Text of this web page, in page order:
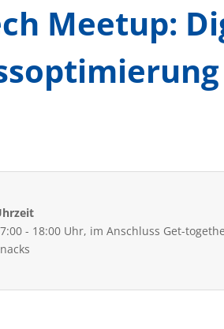
Meetup:
- 18:00 Uhr, im Anschluss Get-